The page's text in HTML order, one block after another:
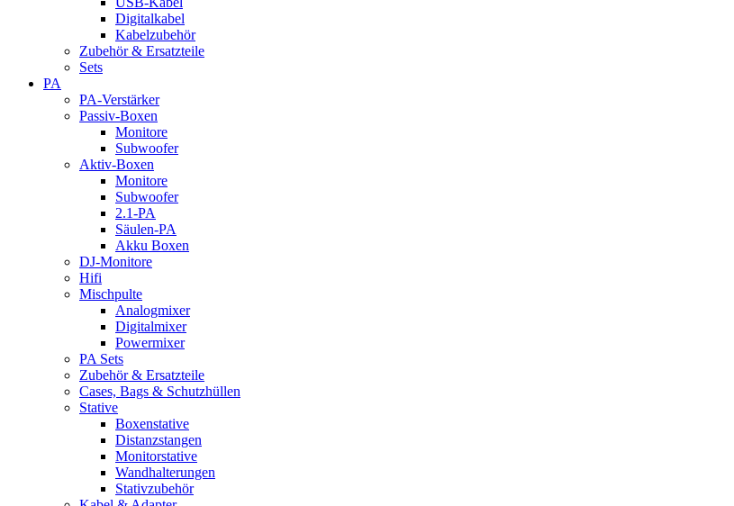
Digitalkabel
Kabelzubehör
Zubehör & Ersatzteile
Sets
PA
PA-Verstärker
Passiv-Boxen
Monitore
Subwoofer
Aktiv-Boxen
Monitore
Subwoofer
2.1-PA
Säulen-PA
Akku Boxen
DJ-Monitore
Hifi
Mischpulte
Analogmixer
Digitalmixer
Powermixer
PA Sets
Zubehör & Ersatzteile
Cases, Bags & Schutzhüllen
Stative
Boxenstative
Distanzstangen
Monitorstative
Wandhalterungen
Stativzubehör